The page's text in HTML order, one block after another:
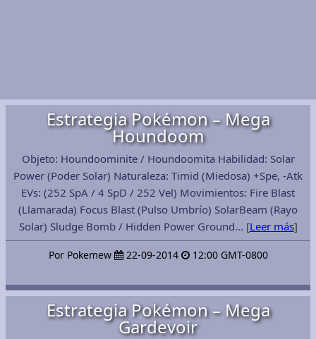
Estrategia Pokémon – Mega
Houndoom
Objeto: Houndoominite / Houndoomita Habilidad: Solar
Power (Poder Solar) Naturaleza: Timid (Miedosa) +Spe, -Atk
EVs: (252 SpA / 4 SpD / 252 Vel) Movimientos: Fire Blast
(Llamarada) Focus Blast (Pulso Umbrío) SolarBeam (Rayo
Solar) Sludge Bomb / Hidden Power Ground… [Leer más]
Por Pokemew 22-09-2014 12:00 GMT-0800
Estrategia Pokémon – Mega
Gardevoir